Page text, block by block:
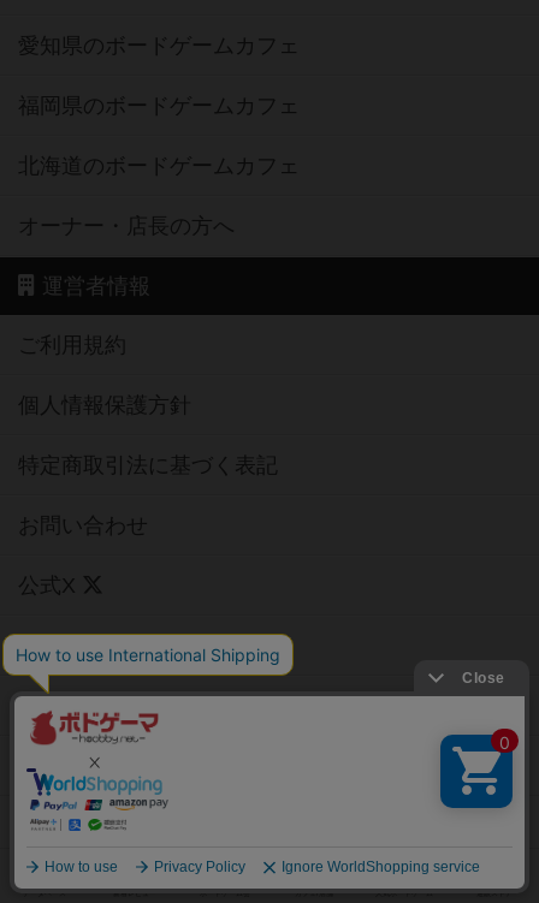
愛知県のボードゲームカフェ
福岡県のボードゲームカフェ
北海道のボードゲームカフェ
オーナー・店長の方へ
運営者情報
ご利用規約
個人情報保護方針
特定商取引法に基づく表記
お問い合わせ
公式X
公式instagram
公式Facebook
公式YouTubeチャンネル
All rights reserved.